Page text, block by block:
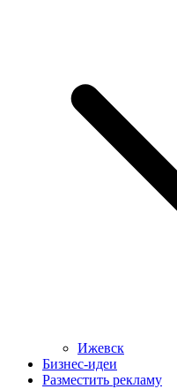
Ижевск
Бизнес-идеи
Разместить рекламу